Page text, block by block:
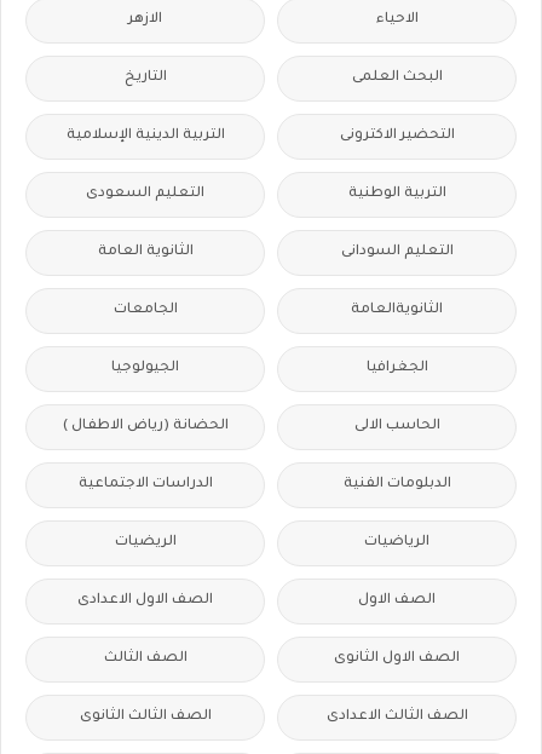
الاحياء الازهر
البحث العلمى التاريخ
التحضير الاكترونى التربية الدينية الإسلامية
التربية الوطنية التعليم السعودى
التعليم السودانى الثانوية العامة
الثانويةالعامة الجامعات
الجغرافيا الجيولوجيا
الحاسب الالى الحضانة (رياض الاطفال )
الدبلومات الفنية الدراسات الاجتماعية
الرياضيات الريضيات
الصف الاول الصف الاول الاعدادى
الصف الاول الثانوى الصف الثالث
الصف الثالث الاعدادى الصف الثالث الثانوى